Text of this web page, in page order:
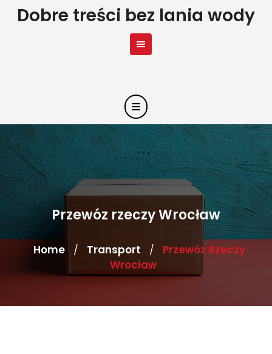
SkipDobre treści bez lania wody
Przewóz rzeczy Wrocław
Home / Transport /
Przewóz Rzeczy
Wrocław